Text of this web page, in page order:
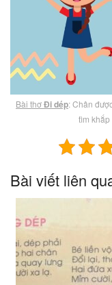
Bài thơĐi dép: Chân
tìm khắp
Bài viết liên